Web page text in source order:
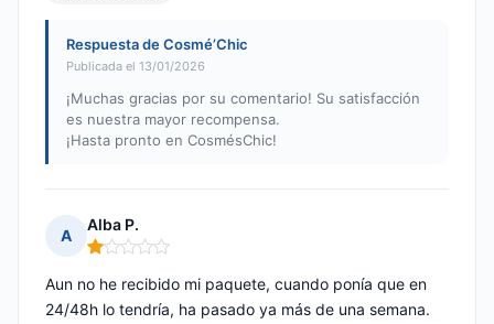
Respuesta de Cosmé’Chic
Publicada el 13/01/2026
¡Muchas gracias por su comentario! Su satisfacción
es nuestra mayor recompensa.
¡Hasta pronto en CosmésChic!
A
Alba P.
Nota: 1 de 5
Aun no he recibido mi paquete, cuando ponía que en
24/48h lo tendría, ha pasado ya más de una semana.